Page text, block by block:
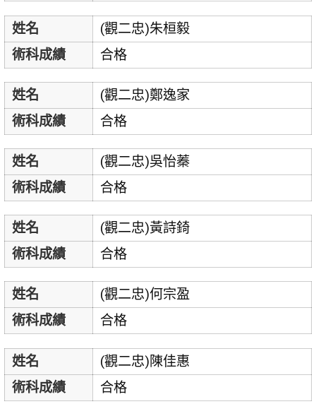
姓名
(觀二忠)朱桓毅
術科成績
合格
姓名
(觀二忠)鄭逸家
術科成績
合格
姓名
(觀二忠)吳怡蓁
術科成績
合格
姓名
(觀二忠)黃詩錡
術科成績
合格
姓名
(觀二忠)何宗盈
術科成績
合格
姓名
(觀二忠)陳佳惠
術科成績
合格